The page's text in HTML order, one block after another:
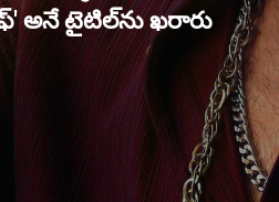
అనే టైటిల్‌ను ఖరారు